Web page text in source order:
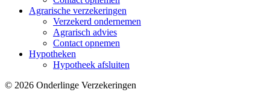
Agrarische verzekeringen
Verzekerd ondernemen
Agrarisch advies
Contact opnemen
Hypotheken
Hypotheek afsluiten
© 2026 Onderlinge Verzekeringen